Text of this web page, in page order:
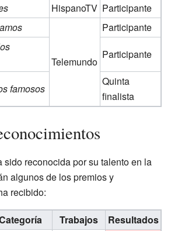
HispanoTV Participante
Telemundo
Participante
Participante
famosos
Quinta
finalista
sido reconocida por su talento en la
algunos de los premios y
recibido:
Trabajos Resultados